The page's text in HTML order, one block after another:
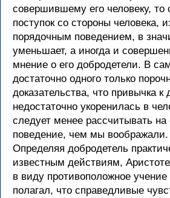
совершившему его человеку, то
поступок со стороны человека,
порядочным поведением, в
уменьшает, а иногда и
мнение о его добродетели. В
достаточно одного только
доказательства, что привычка к
недостаточно укоренилась в
следует менее рассчитывать на
поведение, чем мы воображали.
Определяя добродетель
известным действиям,
в виду противоположное
полагал, что справедливые